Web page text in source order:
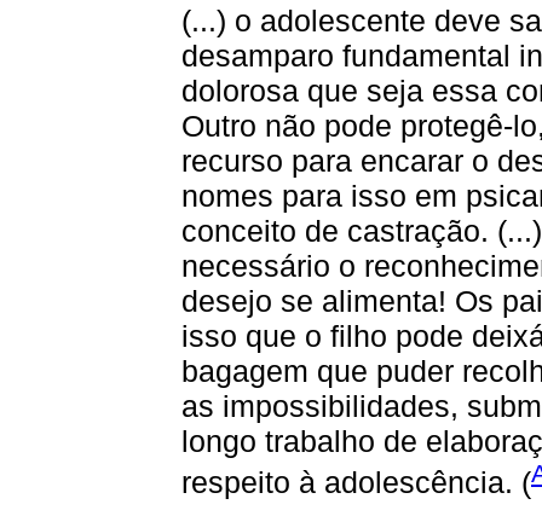
(...) o adolescente deve
desamparo fundamental
dolorosa que seja essa
Outro não pode protegê-
recurso para encarar o
nomes para isso em
conceito de castração.
necessário o
desejo se alimenta! Os
isso que o filho pode
bagagem que puder
as impossibilidades,
longo trabalho de
respeito à adolescência. (